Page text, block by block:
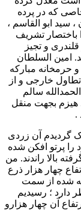
که در پرده
سید ابو القاسم ،
باختصار تشریف
و تجیز
امین السلطان
حرمخانه مبارکه
خارجی و از
سالم
هیزم بجهت منقل
.
گردیدم آن زردی
را پرتو افکن شده
بالا راندند. من
چهار هزار ذرع
شده از سمت
؛ رسیدیم
آن چهار هزارو